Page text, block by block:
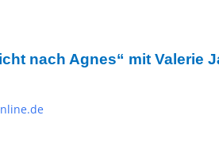
nach Agnes“ mit Valerie